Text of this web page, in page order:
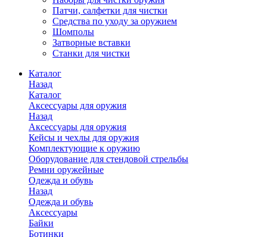
Патчи, салфетки для чистки
Средства по уходу за оружием
Шомполы
Затворные вставки
Станки для чистки
Каталог
Назад
Каталог
Аксессуары для оружия
Назад
Аксессуары для оружия
Кейсы и чехлы для оружия
Комплектующие к оружию
Оборудование для стендовой стрельбы
Ремни оружейные
Одежда и обувь
Назад
Одежда и обувь
Аксессуары
Байки
Ботинки